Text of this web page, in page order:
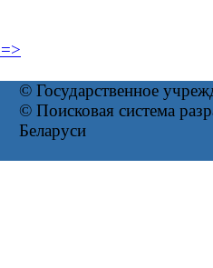
© Государственное
© Поисковая система
Беларуси